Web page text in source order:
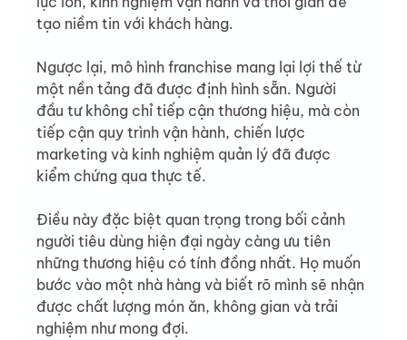
tạo niềm tin với khách hàng.
Ngược lại, mô hình franchise mang lại lợi thế từ
một nền tảng đã được định hình sẵn. Người
đầu tư không chỉ tiếp cận thương hiệu, mà còn
tiếp cận quy trình vận hành, chiến lược
marketing và kinh nghiệm quản lý đã được
kiểm chứng qua thực tế.
Điều này đặc biệt quan trọng trong bối cảnh
người tiêu dùng hiện đại ngày càng ưu tiên
những thương hiệu có tính đồng nhất. Họ muốn
bước vào một nhà hàng và biết rõ mình sẽ nhận
được chất lượng món ăn, không gian và trải
nghiệm như mong đợi.